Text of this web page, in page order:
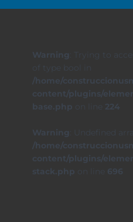
Warning: Trying to
of type bool in
/home/
content/plugins/
base.php on line 224
Warning: Undefined
/home/
content/plugins/
stack.php on line 696